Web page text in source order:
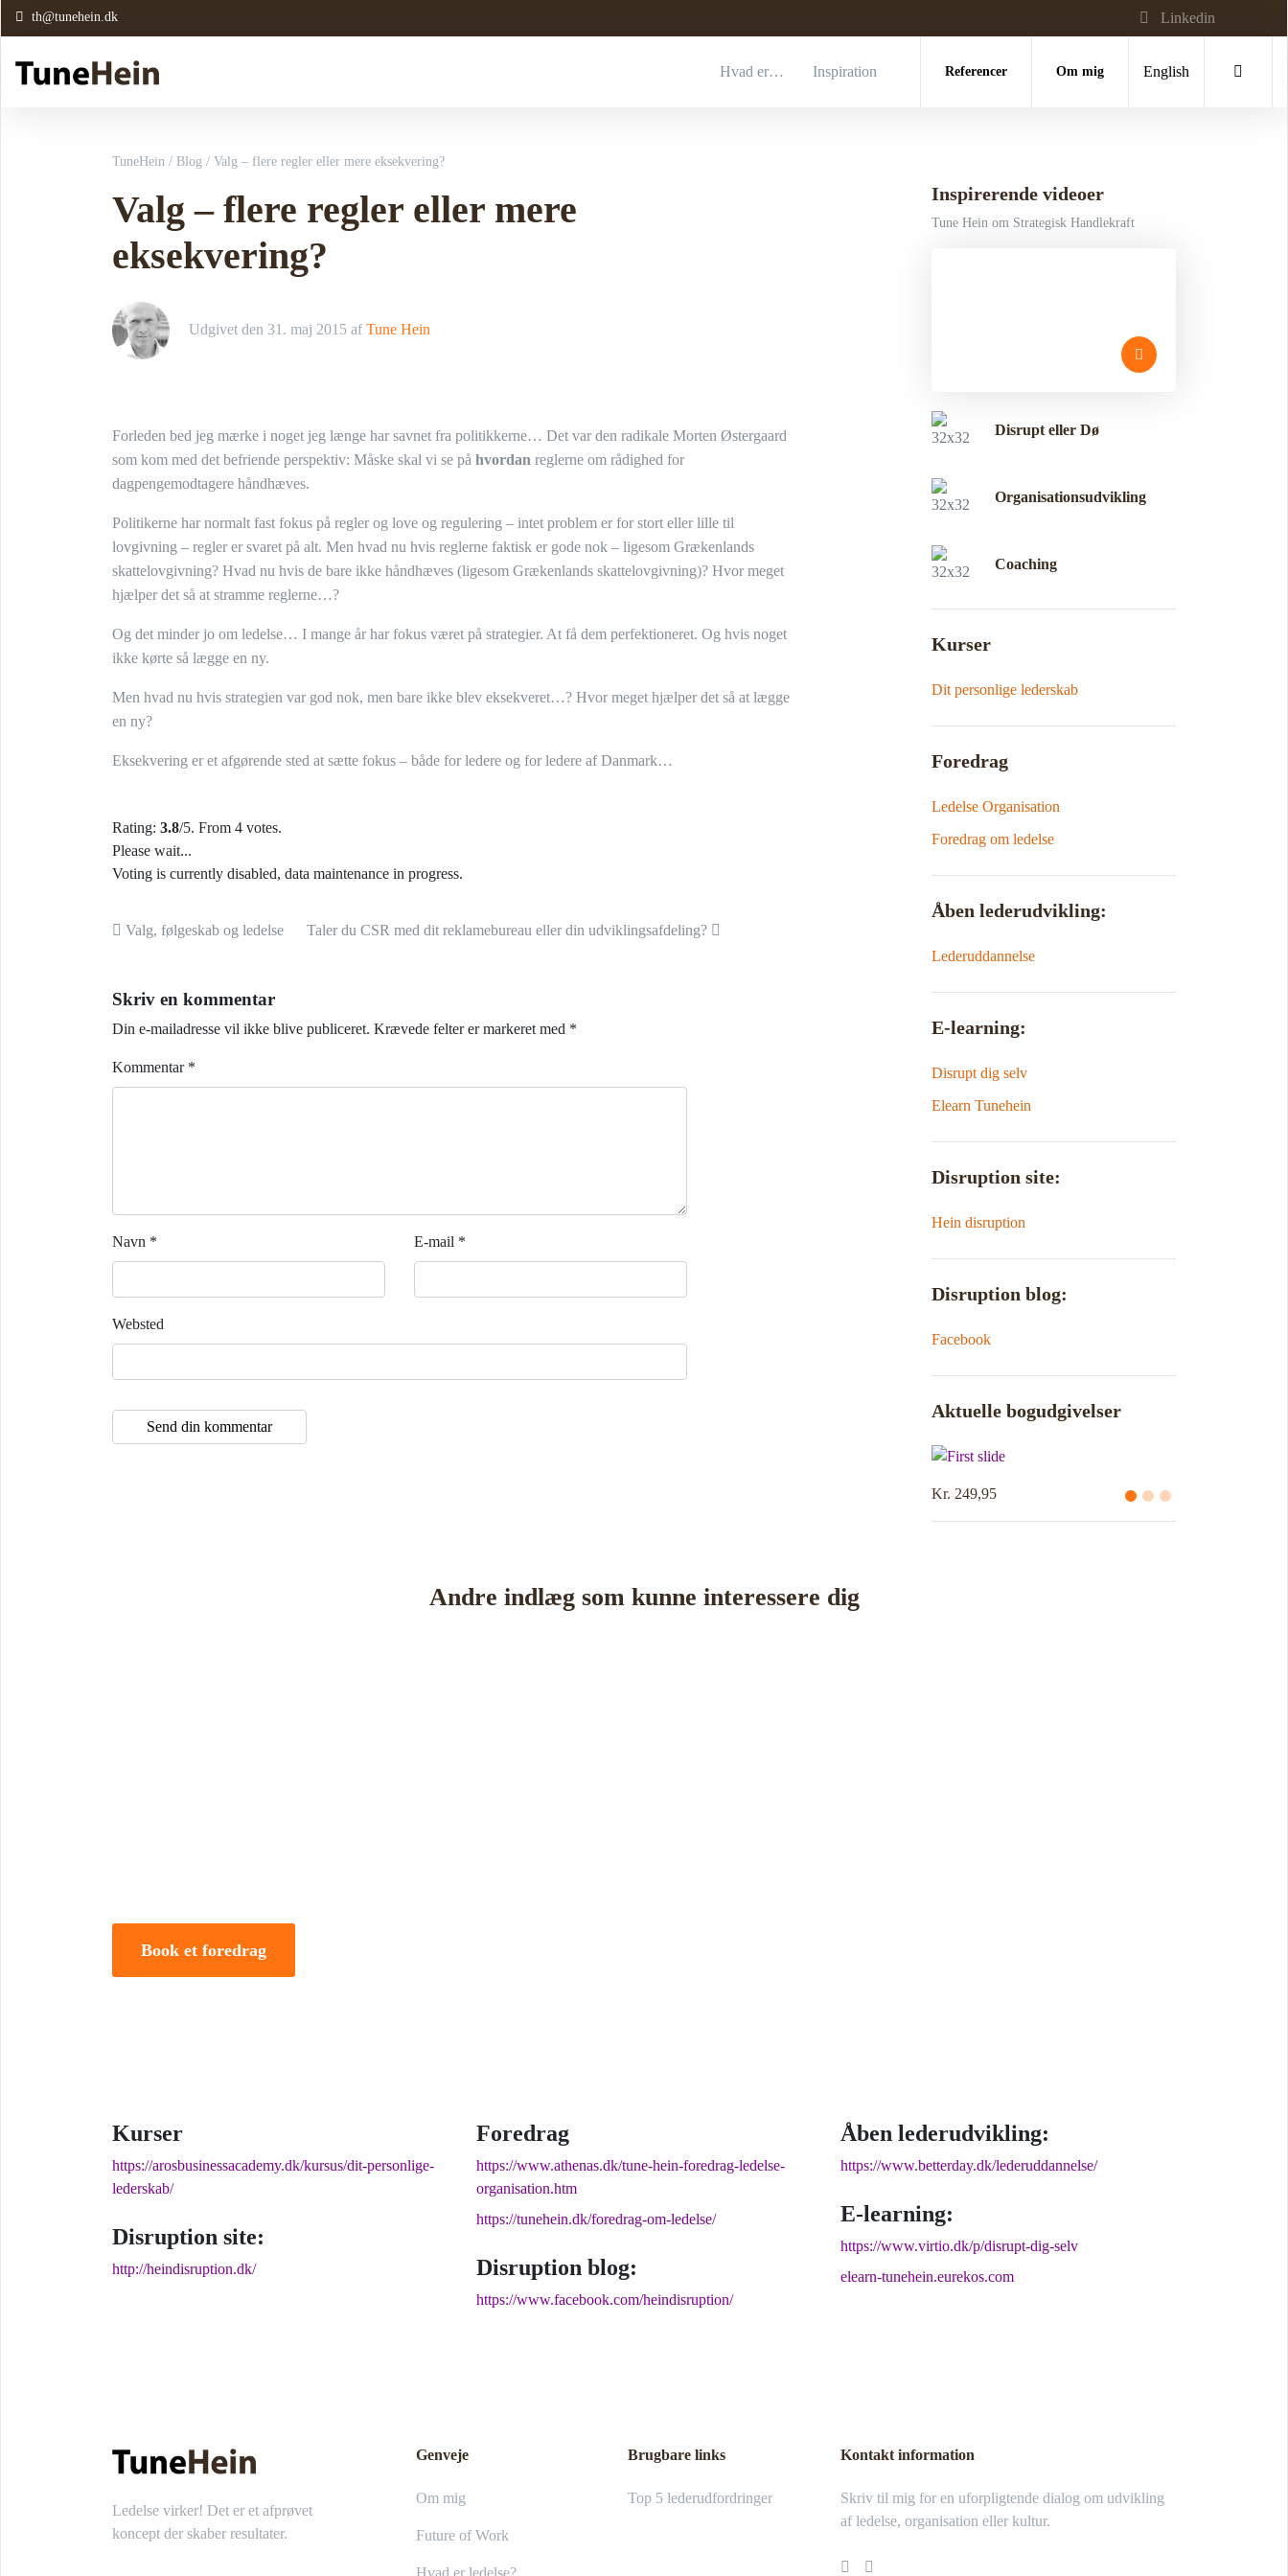
th@tunehein.dk Linkedin
Hvad er… Inspiration Referencer Om mig English
TuneHein / Blog / Valg – flere regler eller mere eksekvering?
Valg – flere regler eller mere
eksekvering?
Udgivet den 31. maj 2015 af Tune Hein
Forleden bed jeg mærke i noget jeg længe har savnet fra politikkerne… Det var den radikale Morten Østergaard
som kom med det befriende perspektiv: Måske skal vi se på hvordan reglerne om rådighed for
dagpengemodtagere håndhæves.
Politikerne har normalt fast fokus på regler og love og regulering – intet problem er for stort eller lille til
lovgivning – regler er svaret på alt. Men hvad nu hvis reglerne faktisk er gode nok – ligesom Grækenlands
skattelovgivning? Hvad nu hvis de bare ikke håndhæves (ligesom Grækenlands skattelovgivning)? Hvor meget
hjælper det så at stramme reglerne…?
Og det minder jo om ledelse… I mange år har fokus været på strategier. At få dem perfektioneret. Og hvis noget
ikke kørte så lægge en ny.
Men hvad nu hvis strategien var god nok, men bare ikke blev eksekveret…? Hvor meget hjælper det så at lægge
en ny?
Eksekvering er et afgørende sted at sætte fokus – både for ledere og for ledere af Danmark…
Rating: 3.8/5. From 4 votes.
Please wait...
Voting is currently disabled, data maintenance in progress.
Indlæg navigation
Valg, følgeskab og ledelse Taler du CSR med dit reklamebureau eller din udviklingsafdeling?
Skriv en kommentar
Din e-mailadresse vil ikke blive publiceret. Krævede felter er markeret med *
Kommentar *
Navn * E-mail *
Websted
Inspirerende videoer
Tune Hein om Strategisk Handlekraft
Disrupt eller Dø
Organisationsudvikling
Coaching
Kurser
Dit personlige lederskab
Foredrag
Ledelse Organisation
Foredrag om ledelse
Åben lederudvikling:
Lederuddannelse
E-learning:
Disrupt dig selv
Elearn Tunehein
Disruption site:
Hein disruption
Disruption blog:
Facebook
Aktuelle bogudgivelser
Kr. 249,95
Andre indlæg som kunne interessere dig
Book et foredrag
Kurser
https://arosbusinessacademy.dk/kursus/dit-personlige-
lederskab/
Disruption site:
http://heindisruption.dk/
Foredrag
https://www.athenas.dk/tune-hein-foredrag-ledelse-
organisation.htm
https://tunehein.dk/foredrag-om-ledelse/
Disruption blog:
https://www.facebook.com/heindisruption/
Åben lederudvikling:
https://www.betterday.dk/lederuddannelse/
E-learning:
https://www.virtio.dk/p/disrupt-dig-selv
elearn-tunehein.eurekos.com
Ledelse virker! Det er et afprøvet
koncept der skaber resultater.
Genveje
Om mig
Future of Work
Hvad er ledelse?
Brugbare links
Top 5 lederudfordringer
Kontakt information
Skriv til mig for en uforpligtende dialog om udvikling
af ledelse, organisation eller kultur.